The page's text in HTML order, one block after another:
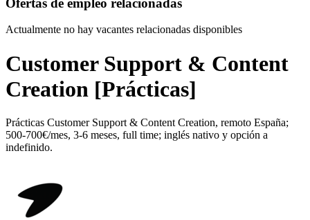
Actualmente no hay vacantes relacionadas disponibles
Customer Support & Content
Creation [Prácticas]
Prácticas Customer Support & Content Creation, remoto España;
500-700€/mes, 3-6 meses, full time; inglés nativo y opción a
indefinido.